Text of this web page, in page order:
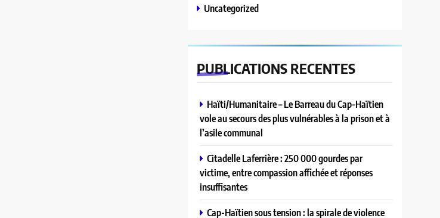
Uncategorized
PUBLICATIONS RECENTES
Haïti/Humanitaire – Le Barreau du Cap-Haïtien
vole au secours des plus vulnérables à la prison et à
l’asile communal
Citadelle Laferrière : 250 000 gourdes par
victime, entre compassion affichée et réponses
insuffisantes
Cap-Haïtien sous tension : la spirale de violence